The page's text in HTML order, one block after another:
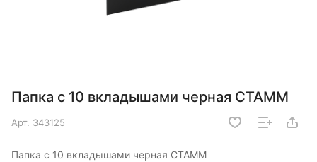
Папка с 10 вкладышами черная СТАММ
Арт. 343125
Папка с 10 вкладышами черная СТАММ